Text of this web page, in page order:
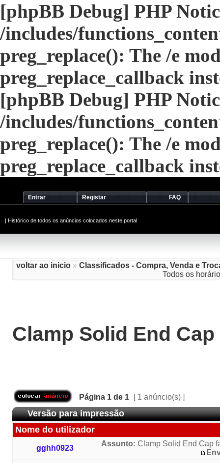
[phpBB Debug] PHP
/includes/
preg_replace(): The /e
preg_replace_callback
[phpBB Debug] PHP
/includes/
preg_replace(): The /e
preg_replace_callback
Entrar Registar FAQ
| Histórico de todos os anúncios colocados neste portal
voltar ao inicio » Classificados - Compra, Venda e
Todos os
Clamp Solid End
Página 1 de 1 [ 1 anúncio(s) ]
Versão para impressão
Nome do utilizador
gghh0923
Assunto: Clamp Solid End Cap